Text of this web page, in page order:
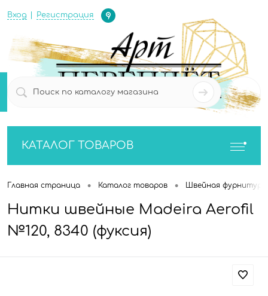
Вход Регистрация
Определение
0
КАТАЛОГ ТОВАРОВ
Главная страница • Каталог товаров • Швейная
Нитки швейные Madeira Aerofil
№120, 8340 (фуксия)